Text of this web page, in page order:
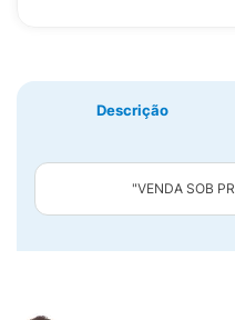
Descrição
"VENDA SOB